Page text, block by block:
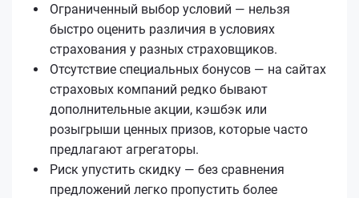
Ограниченный выбор условий — нельзя
быстро оценить различия в условиях
страхования у разных страховщиков.
Отсутствие специальных бонусов — на сайтах
страховых компаний редко бывают
дополнительные акции, кэшбэк или
розыгрыши ценных призов, которые часто
предлагают агрегаторы.
Риск упустить скидку — без сравнения
предложений легко пропустить более